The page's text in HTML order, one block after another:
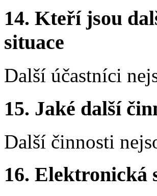
14. Kteří jsou
situace
Další účastníci
15. Jaké další
Další činnosti
16. Elektronická